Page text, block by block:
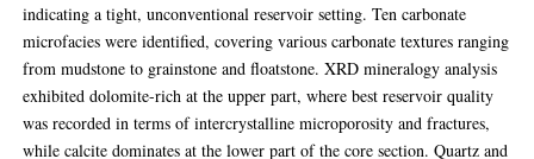
indicating a tight, unconventional reservoir setting. Ten carbonate
microfacies were identified, covering various carbonate textures ranging
from mudstone to grainstone and floatstone. XRD mineralogy analysis
exhibited dolomite-rich at the upper part, where best reservoir quality
was recorded in terms of intercrystalline microporosity and fractures,
while calcite dominates at the lower part of the core section. Quartz and